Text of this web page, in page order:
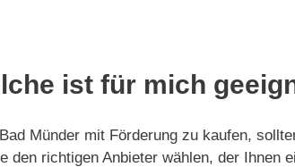
ist für mich
Münder mit Förderung zu kaufen,
richtigen Anbieter wählen, der Ihnen